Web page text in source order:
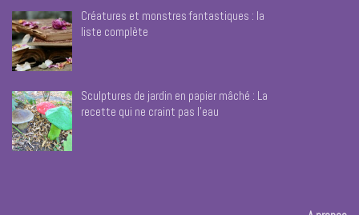
Créatures et monstres fantastiques : la
liste complète
Sculptures de jardin en papier mâché : La
recette qui ne craint pas l’eau